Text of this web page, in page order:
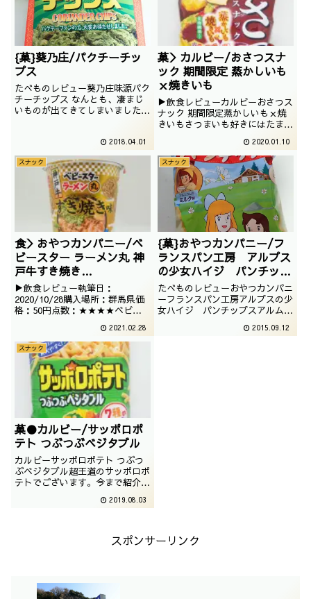
{菓}葵乃庄/パクチーチッ
プス
たべものレビュー葵乃庄味源パク
チーチップス なんとも、凄まじ
いものが出てきてしまいました。
ょうか。撮影日は2017年11月
2018.04.01
菓＞カルビー/おさつスナ
ック 期間限定 蒸かしいも
ｘ焼きいも
▶飲食レビューカルビーおさつス
ナック 期間限定蒸かしいもｘ焼
きいもさつまいも好きにはたまら
す。以前紹介したおさつスナック
が期間限定でW芋になっておりま
した。楽しみでございます。撮
影：2019年10月
2020.01.10
スナック
食＞おやつカンパニー/ベ
ビースター ラーメン丸 神
戸牛すき焼き
味/4902775064637
/2020/10/28
▶飲食レビュー執筆日：
2020/10/28購入場所：群馬県価
格：50円点数：★★★★ベビー
焼き。混ぜるな危険感はあります
が、おいしそうでございますね。
2021.02.28
スナック
{菓}おやつカンパニー/フ
ランスパン工房 アルプス
の少女ハイジ パンチップ
ス アルム山のミルク味
たべものレビューおやつカンパニ
ーフランスパン工房アルプスの少
女ハイジ パンチップスアルム山
ンスパン工房。そして、最近色々
2015.09.12
スナック
菓●カルビー/サッポロポ
テト つぶつぶベジタブル
カルビーサッポロポテト つぶつ
ぶベジタブル超王道のサッポロポ
テトでございます。今まで紹介し
シックなこちらはまだ紹介してお
2019.08.03
スポンサーリンク